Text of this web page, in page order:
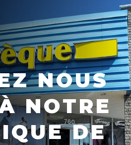
NOUS
NOTRE
DE